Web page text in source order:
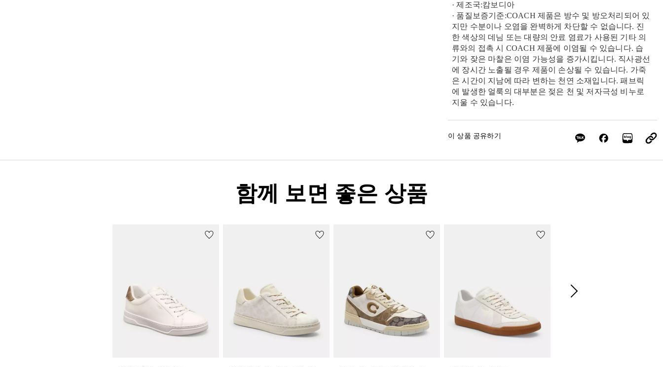
· 제조국:캄보디아
· 품질보증기준:COACH 제품은 방수 및 방오처리되어 있
지만 수분이나 오염을 완벽하게 차단할 수 없습니다. 진
한 색상의 데님 또는 대량의 안료 염료가 사용된 기타 의
류와의 접촉 시 COACH 제품에 이염될 수 있습니다. 습
기와 잦은 마찰은 이염 가능성을 증가시킵니다. 직사광선
에 장시간 노출될 경우 제품이 손상될 수 있습니다. 가죽
은 시간이 지남에 따라 변하는 천연 소재입니다. 패브릭
에 발생한 얼룩의 대부분은 젖은 천 및 저자극성 비누로
지울 수 있습니다.
이 상품 공유하기
함께 보면 좋은 상품